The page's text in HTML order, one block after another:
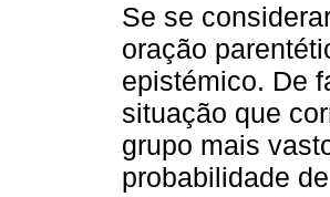
Se se
oração
epistémico. De
situação que
grupo mais
probabilidade